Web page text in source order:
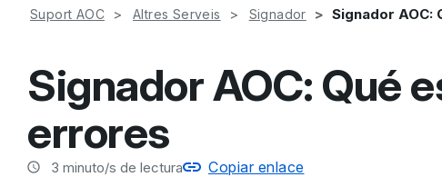
Suport AOC Altres Serveis Signador Signador
Signador AOC: Qué
errores
3 minuto/s de lectura Copiar enlace